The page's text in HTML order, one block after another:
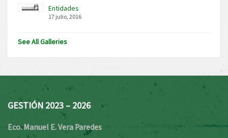
Entidades
17 julio, 2016
See All Galleries
GESTIÓN 2023 – 2026
Eco. Manuel E. Vera Paredes